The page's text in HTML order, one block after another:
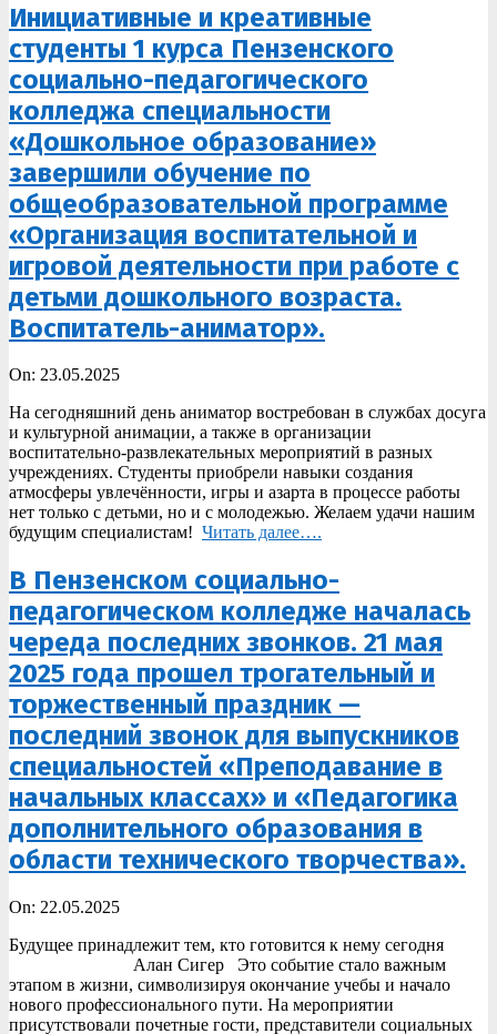
Инициативные и креативные
студенты 1 курса Пензенского
социально-педагогического
колледжа специальности
«Дошкольное образование»
завершили обучение по
общеобразовательной программе
«Организация воспитательной и
игровой деятельности при работе с
детьми дошкольного возраста.
Воспитатель-аниматор».
2025-
23
On: 23.05.2025
На сегодняшний день аниматор востребован в службах досуга
и культурной анимации, а также в организации
воспитательно-развлекательных мероприятий в разных
учреждениях. Студенты приобрели навыки создания
атмосферы увлечённости, игры и азарта в процессе работы
нет только с детьми, но и с молодежью. Желаем удачи нашим
будущим специалистам! Читать далее….
В Пензенском социально-
педагогическом колледже началась
череда последних звонков. 21 мая
2025 года прошел трогательный и
торжественный праздник —
последний звонок для выпускников
специальностей «Преподавание в
начальных классах» и «Педагогика
дополнительного образования в
области технического творчества».
2025-
22
On: 22.05.2025
Будущее принадлежит тем, кто готовится к нему сегодня
Алан Сигер Это событие стало важным
этапом в жизни, символизируя окончание учебы и начало
нового профессионального пути. На мероприятии
присутствовали почетные гости, представители социальных